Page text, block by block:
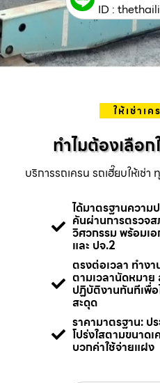
ID :
ให้เช่าเ
ทำไมต้องเลือก
บริการรถเครน รถเฮี๊ยบให้เ
ได้มาตรฐานความ
คันผ่านการตรวจ
วิศวกรรม พร้อมเอ
และ ปจ.2
ตรงต่อเวลา ทำงา
ตามเวลานัดหมา
ปฏิบัติงานทันทีเพื่อ
สะดุด
ราคามาตรฐาน: ป
โปร่งใสตามขนาดเ
บวกค่าใช้จ่ายแฝง